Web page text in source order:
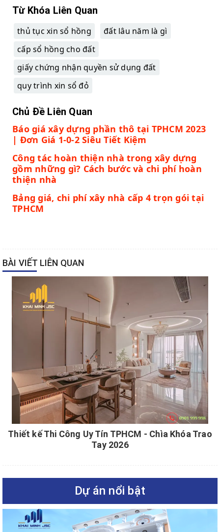
Từ Khóa Liên Quan
thủ tục xin sổ hồng
đất lâu năm là gì
cấp sổ hồng cho đất
giấy chứng nhận quyền sử dụng đất
quy trình xin sổ đỏ
Chủ Đề Liên Quan
Báo giá xây dựng phần thô tại TPHCM 2023
| Đơn Giá 1-0-2 Siêu Tiết Kiệm
Công tác hoàn thiện nhà trong xây dựng
gồm những gì? Cách bước và chi phí hoàn
thiện nhà
Bảng giá, chi phí xây nhà cấp 4 trọn gói tại
TPHCM
BÀI VIẾT LIÊN QUAN
Thiết kế Thi Công Uy Tín TPHCM - Chìa Khóa Trao
Tay 2026
Dự án nổi bật